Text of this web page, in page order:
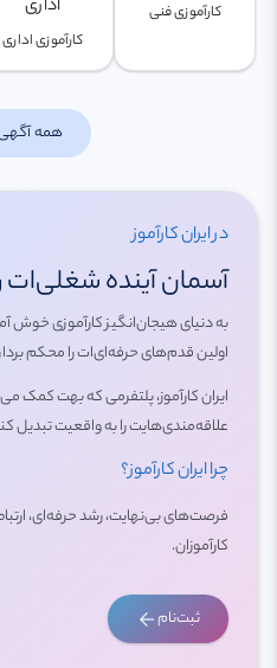
کارآموزی فنی
کارآموزی اداری
همه
در ایران کارآموز
آسمان آینده
به دنیای هیجان‌انگیز کارآموزی خوش
اولین قدم‌های حرفه‌ای‌ات را محکم
ایران کارآموز، پلتفرمی که بهت کمک
علاقه‌مندی‌هایت را به واقعیت تبدیل
چرا ایران کارآموز؟
فرصت‌های بی‌نهایت، رشد حرفه‌ای،
کارآموزان.
ثبت‌نامarrow_back